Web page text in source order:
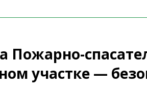
Пожарно-
участке —